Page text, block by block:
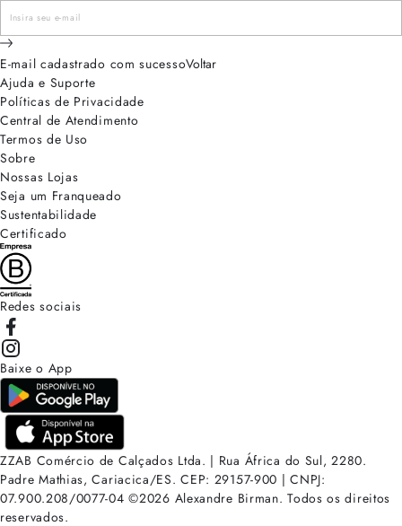
E-mail cadastrado com sucessoVoltar
Ajuda e Suporte
Políticas de Privacidade
Central de Atendimento
Termos de Uso
Sobre
Nossas Lojas
Seja um Franqueado
Sustentabilidade
Certificado
Redes sociais
Baixe o App
ZZAB Comércio de Calçados Ltda. | Rua África do Sul, 2280.
Padre Mathias, Cariacica/ES. CEP: 29157-900 | CNPJ:
07.900.208/0077-04 ©2026 Alexandre Birman. Todos os direitos
reservados.